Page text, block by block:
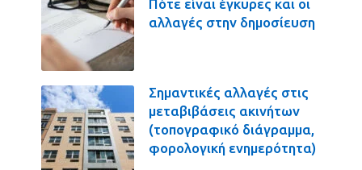
Πότε είναι έγκυρες και οι
αλλαγές στην δημοσίευση
Σημαντικές αλλαγές στις
μεταβιβάσεις ακινήτων
(τοπογραφικό διάγραμμα,
φορολογική ενημερότητα)